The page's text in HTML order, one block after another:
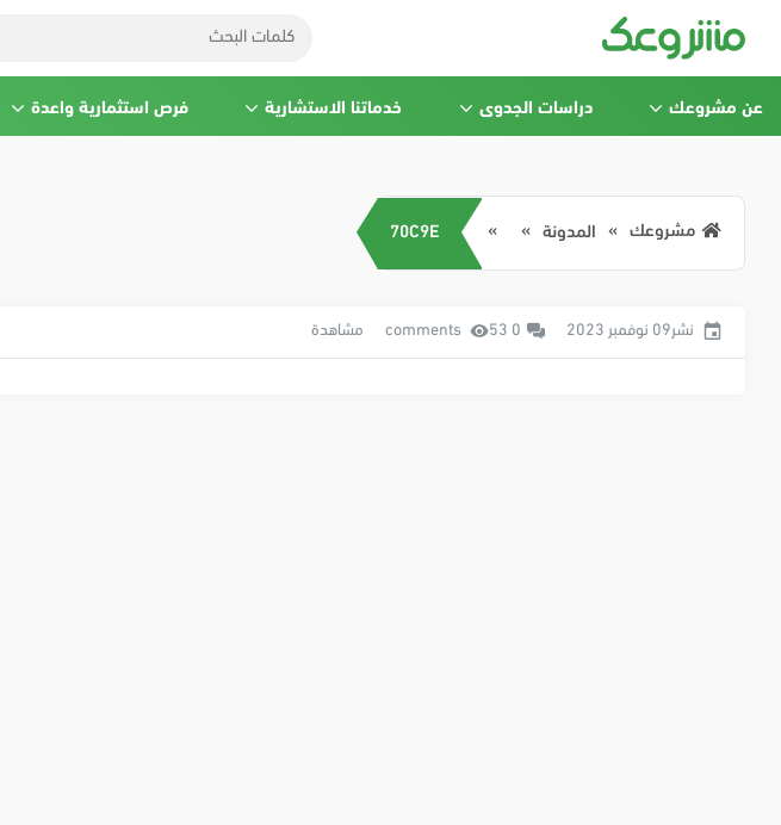
عن مشروعك دراسات الجدوى خدماتنا الاستشارية فرص استثمارية واعدة
مشروعك المدونة 70C9E
نشر09 نوفمبر 2023 0 comments 53 مشاهدة